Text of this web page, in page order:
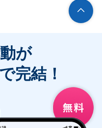
が
完結！